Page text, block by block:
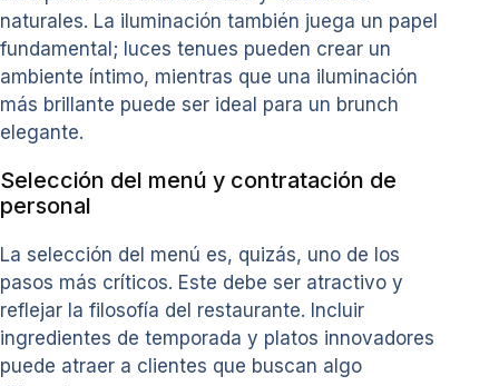
naturales. La iluminación también juega un papel
fundamental; luces tenues pueden crear un
ambiente íntimo, mientras que una iluminación
más brillante puede ser ideal para un brunch
elegante.
Selección del menú y contratación de
personal
La selección del menú es, quizás, uno de los
pasos más críticos. Este debe ser atractivo y
reflejar la filosofía del restaurante. Incluir
ingredientes de temporada y platos innovadores
puede atraer a clientes que buscan algo